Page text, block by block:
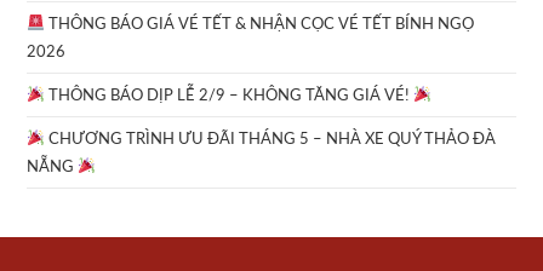
THÔNG BÁO GIÁ VÉ TẾT & NHẬN CỌC VÉ TẾT BÍNH NGỌ
2026
THÔNG BÁO DỊP LỄ 2/9 – KHÔNG TĂNG GIÁ VÉ!
CHƯƠNG TRÌNH ƯU ĐÃI THÁNG 5 – NHÀ XE QUÝ THẢO ĐÀ
NẴNG